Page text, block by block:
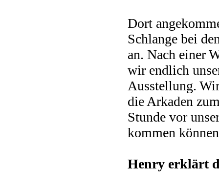
Dort
Schlange bei
an. Nach einer
wir endlich
Ausstellung.
die Arkaden
Stunde vor
kommen
Henry erklärt